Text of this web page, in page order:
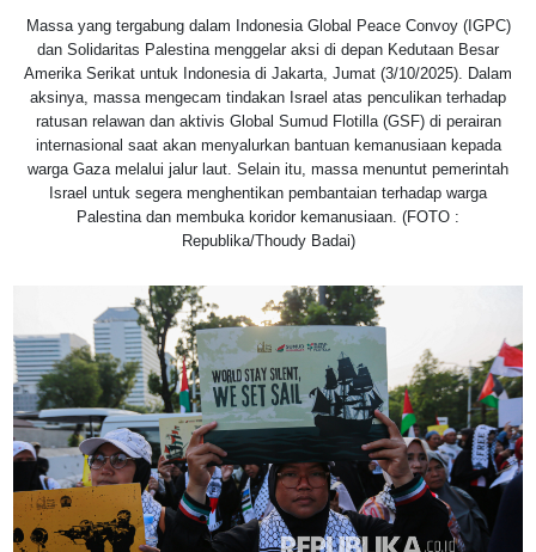
Massa yang tergabung dalam Indonesia Global Peace Convoy (IGPC)
dan Solidaritas Palestina menggelar aksi di depan Kedutaan Besar
Amerika Serikat untuk Indonesia di Jakarta, Jumat (3/10/2025). Dalam
aksinya, massa mengecam tindakan Israel atas penculikan terhadap
ratusan relawan dan aktivis Global Sumud Flotilla (GSF) di perairan
internasional saat akan menyalurkan bantuan kemanusiaan kepada
warga Gaza melalui jalur laut. Selain itu, massa menuntut pemerintah
Israel untuk segera menghentikan pembantaian terhadap warga
Palestina dan membuka koridor kemanusiaan. (FOTO :
Republika/Thoudy Badai)